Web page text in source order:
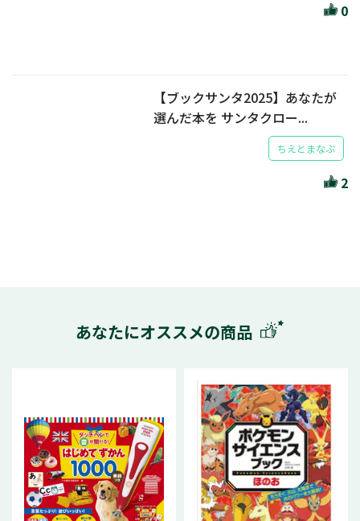
0
【ブックサンタ2025】あなたが
選んだ本を サンタクロー...
ちえとまなぶ
2
あなたにオススメの商品